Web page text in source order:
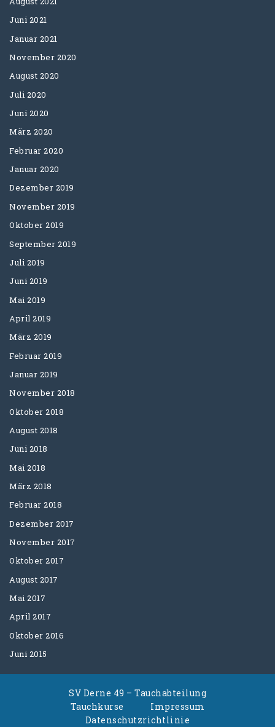
Juni 2021
Januar 2021
November 2020
August 2020
Juli 2020
Juni 2020
März 2020
Februar 2020
Januar 2020
Dezember 2019
November 2019
Oktober 2019
September 2019
Juli 2019
Juni 2019
Mai 2019
April 2019
März 2019
Februar 2019
Januar 2019
November 2018
Oktober 2018
August 2018
Juni 2018
Mai 2018
März 2018
Februar 2018
Dezember 2017
November 2017
Oktober 2017
August 2017
Mai 2017
April 2017
Oktober 2016
Juni 2015
SV Derne 49 – Tauchabteilung
Tauchkurse
Impressum
Datenschutzrichtlinie